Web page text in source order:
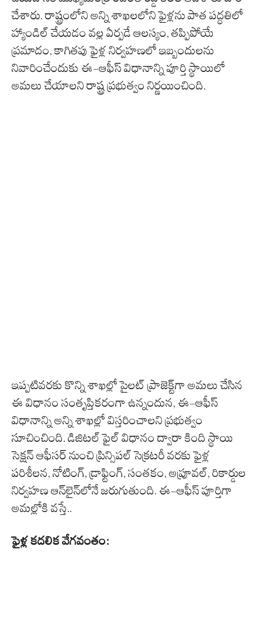
చేశారు. రాష్ట్రంలోని అన్ని శాఖలలోని ఫైళ్లను పాత పద్ధతిలో
హ్యాండిల్ చేయడం వల్ల ఏర్పడే ఆలస్యం, తప్పిపోయే
ప్రమాదం, కాగితపు ఫైళ్ల నిర్వహణలో ఇబ్బందులను
నివారించేందుకు ఈ-ఆఫీస్ విధానాన్ని పూర్తి స్థాయిలో
అమలు చేయాలని రాష్ట్ర ప్రభుత్వం నిర్ణయించింది.
ఇప్పటివరకు కొన్ని శాఖల్లో పైలట్ ప్రాజెక్ట్‌గా అమలు చేసిన
ఈ విధానం సంతృప్తికరంగా ఉన్నందున, ఈ-ఆఫీస్
విధానాన్ని అన్ని శాఖల్లో విస్తరించాలని ప్రభుత్వం
సూచించింది. డిజిటల్ ఫైల్ విధానం ద్వారా కింది స్థాయి
సెక్షన్ ఆఫీసర్ నుంచి ప్రిన్సిపల్ సెక్రటరీ వరకు ఫైళ్ల
పరిశీలన, నోటింగ్, డ్రాఫ్టింగ్, సంతకం, అప్రూవల్, రికార్డుల
నిర్వహణ ఆన్‌లైన్‌లోనే జరుగుతుంది. ఈ-ఆఫీస్ పూర్తిగా
అమల్లోకి వస్తే..
ఫైళ్ల కదలిక వేగవంతం: